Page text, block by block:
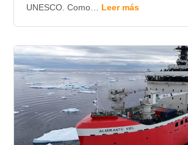
UNESCO. Como… Leer más